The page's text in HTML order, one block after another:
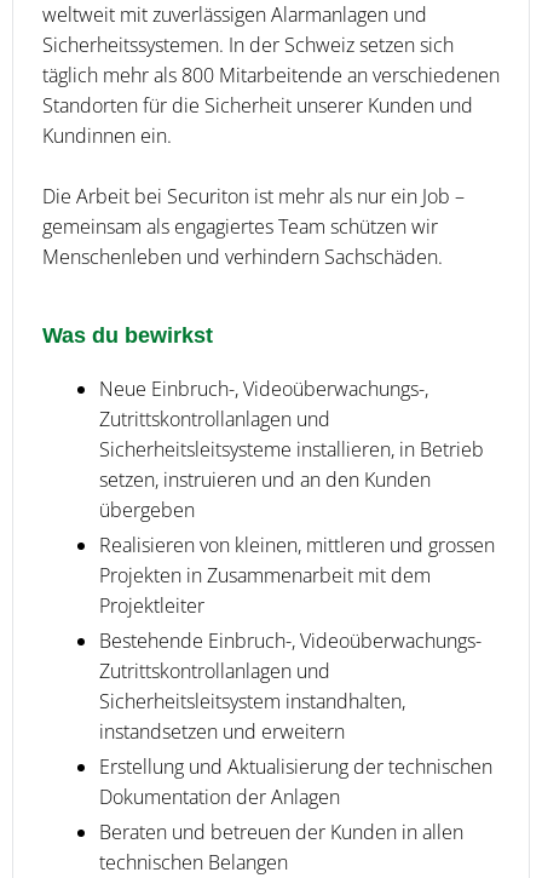
weltweit mit zuverlässigen Alarmanlagen und
Sicherheitssystemen. In der Schweiz setzen sich
täglich mehr als 800 Mitarbeitende an verschiedenen
Standorten für die Sicherheit unserer Kunden und
Kundinnen ein.
Die Arbeit bei Securiton ist mehr als nur ein Job –
gemeinsam als engagiertes Team schützen wir
Menschenleben und verhindern Sachschäden.
Was du bewirkst
Neue Einbruch-, Videoüberwachungs-,
Zutrittskontrollanlagen und
Sicherheitsleitsysteme installieren, in Betrieb
setzen, instruieren und an den Kunden
übergeben
Realisieren von kleinen, mittleren und grossen
Projekten in Zusammenarbeit mit dem
Projektleiter
Bestehende Einbruch-, Videoüberwachungs-
Zutrittskontrollanlagen und
Sicherheitsleitsystem instandhalten,
instandsetzen und erweitern
Erstellung und Aktualisierung der technischen
Dokumentation der Anlagen
Beraten und betreuen der Kunden in allen
technischen Belangen